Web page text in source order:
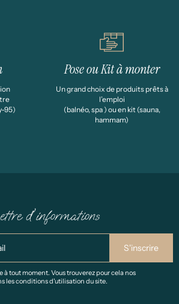
95)
Pose ou Kit à monter
Un grand choix de produits prêts à
l’emploi
(balnéo, spa ) ou en kit (sauna,
hammam)
d'informations
à tout moment. Vous trouverez pour cela nos
les conditions d'utilisation du site.